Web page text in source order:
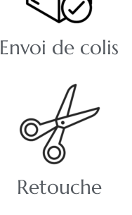
Envoi de colis
Retouche